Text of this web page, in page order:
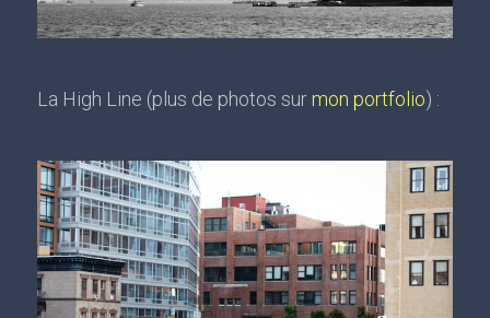
La High Line (plus de photos sur mon portfolio) :